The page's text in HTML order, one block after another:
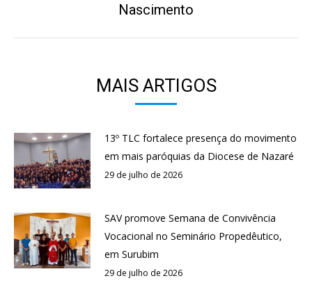
post:
Nascimento
MAIS ARTIGOS
13º TLC fortalece presença do movimento
em mais paróquias da Diocese de Nazaré
29 de julho de 2026
SAV promove Semana de Convivência
Vocacional no Seminário Propedêutico,
em Surubim
29 de julho de 2026